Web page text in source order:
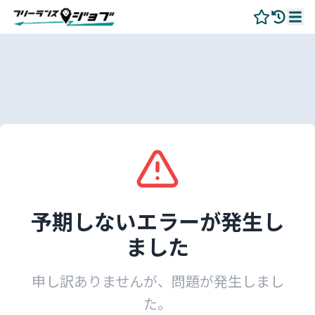
予期しないエラーが発生し
ました
申し訳ありませんが、問題が発生しまし
た。